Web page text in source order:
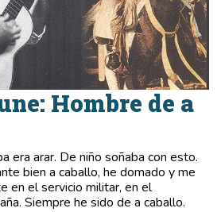
Hombre de a
era arar. De niño soñaba con esto.
bien a caballo, he domado y me
en el servicio militar, en el
Siempre he sido de a caballo.